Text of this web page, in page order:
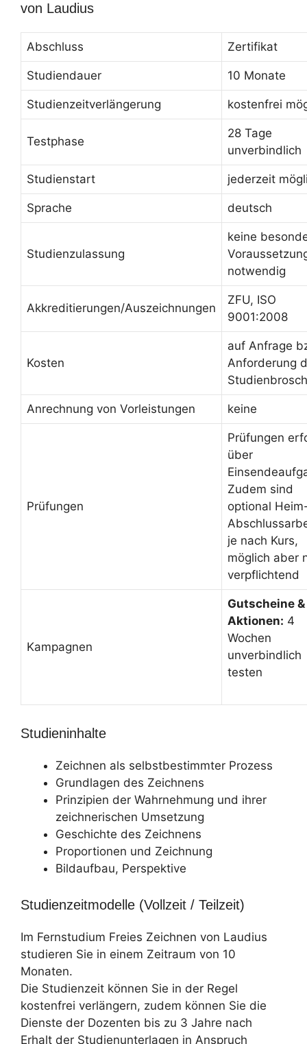
von Laudius
Abschluss Zertifikat
Studiendauer 10 Monate
Studienzeitverlängerung kostenfrei
Testphase
28 Tage
unverbindlich
Studienstart jederzeit
Sprache deutsch
Studienzulassung
keine
notwendig
Akkreditierungen/Auszeichnungen
ZFU, ISO
9001:2008
Kosten
auf Anfrage
Anforderung
Anrechnung von Vorleistungen keine
Prüfungen
Prüfungen
über
Zudem sind
optional
je nach Kurs,
möglich aber
verpflichtend
Kampagnen
Gutscheine &
Aktionen: 4
Wochen
unverbindlich
testen
Studieninhalte
Zeichnen als selbstbestimmter Prozess
Grundlagen des Zeichnens
Prinzipien der Wahrnehmung und ihrer
zeichnerischen Umsetzung
Geschichte des Zeichnens
Proportionen und Zeichnung
Bildaufbau, Perspektive
Studienzeitmodelle (Vollzeit / Teilzeit)
Im Fernstudium Freies Zeichnen von Laudius
studieren Sie in einem Zeitraum von 10
Monaten.
Die Studienzeit können Sie in der Regel
kostenfrei verlängern, zudem können Sie die
Dienste der Dozenten bis zu 3 Jahre nach
Erhalt der Studienunterlagen in Anspruch